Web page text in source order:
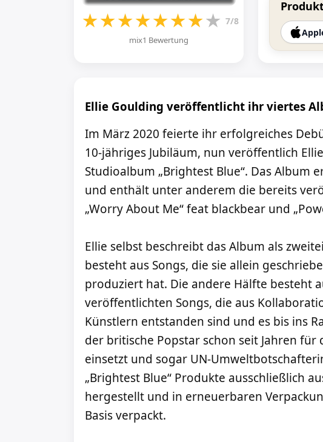
★★★★★★★★ 7/8
mix1 Bewertung
Ellie Goulding veröffentlicht ihr viertes
Im März 2020 feierte ihr erfolgreiches
10-jähriges Jubiläum, nun veröffentlich
Studioalbum „Brightest Blue“. Das Album
und enthält unter anderem die bereits
„Worry About Me“ feat blackbear und
Ellie selbst beschreibt das Album als
besteht aus Songs, die sie allein
produziert hat. Die andere Hälfte besteht
veröffentlichten Songs, die aus
Künstlern entstanden sind und es bis ins
der britische Popstar schon seit Jahren für
einsetzt und sogar UN-
„Brightest Blue“ Produkte ausschließlich
hergestellt und in erneuerbaren
Basis verpackt.